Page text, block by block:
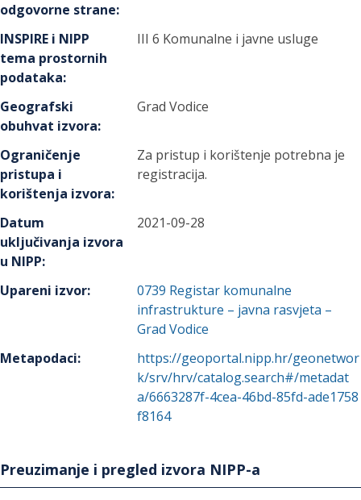
odgovorne strane:
INSPIRE i NIPP
tema prostornih
podataka:
III 6 Komunalne i javne usluge
Geografski
obuhvat izvora:
Grad Vodice
Ograničenje
pristupa i
korištenja izvora:
Za pristup i korištenje potrebna je
registracija.
Datum
uključivanja izvora
u NIPP:
2021-09-28
Upareni izvor: 0739 Registar komunalne
infrastrukture – javna rasvjeta –
Grad Vodice
Metapodaci:
https://geoportal.nipp.hr/geonetwor
k/srv/hrv/catalog.search#/metadat
a/6663287f-4cea-46bd-85fd-ade1758
f8164
Preuzimanje i pregled izvora NIPP-a